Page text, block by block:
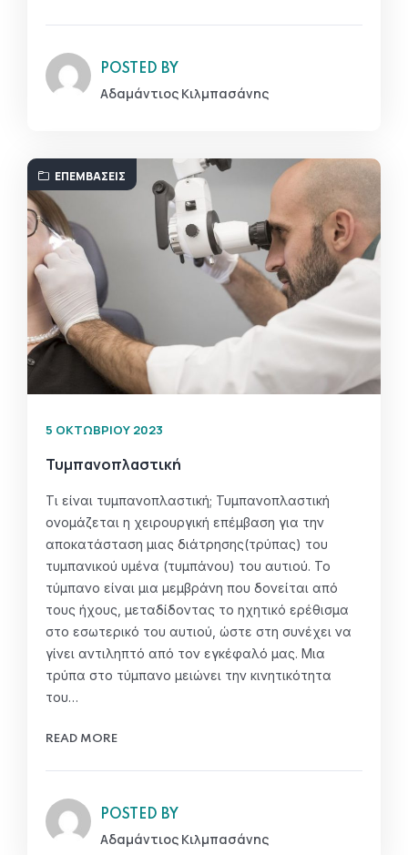
POSTED BY
Αδαμάντιος Κιλμπασάνης
ΕΠΕΜΒΆΣΕΙΣ
5 ΟΚΤΩΒΡΊΟΥ 2023
Τυμπανοπλαστική
Τι είναι τυμπανοπλαστική; Τυμπανοπλαστική
ονομάζεται η χειρουργική επέμβαση για την
αποκατάσταση μιας διάτρησης(τρύπας) του
τυμπανικού υμένα (τυμπάνου) του αυτιού. Το
τύμπανο είναι μια μεμβράνη που δονείται από
τους ήχους, μεταδίδοντας το ηχητικό ερέθισμα
στο εσωτερικό του αυτιού, ώστε στη συνέχει να
γίνει αντιληπτό από τον εγκέφαλό μας. Μια
τρύπα στο τύμπανο μειώνει την κινητικότητα
του…
READ MORE
POSTED BY
Αδαμάντιος Κιλμπασάνης